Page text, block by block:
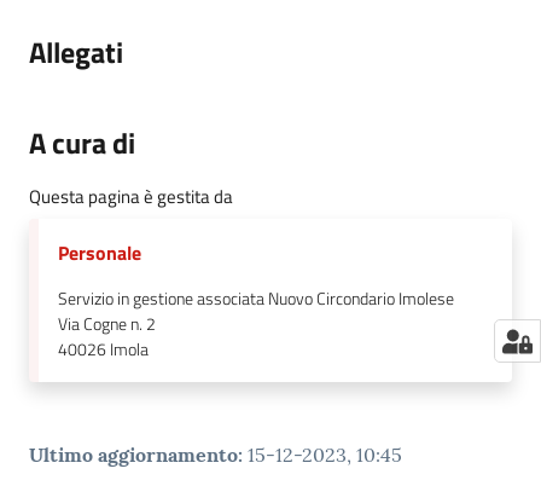
Allegati
A cura di
Questa pagina è gestita da
Personale
Servizio in gestione associata Nuovo Circondario Imolese
Via Cogne n. 2
40026Imola
Ultimo aggiornamento: 15-12-2023, 10:45